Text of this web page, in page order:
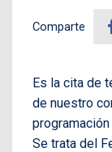
Comparte
Es la cita de
de nuestro
Se trata del